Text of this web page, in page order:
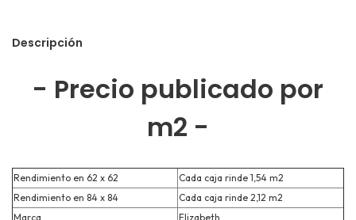
Descripción
- Precio publicado por
m2 -
Rendimiento en 62 x 62
Cada caja rinde 1,54 m2
Rendimiento en 84 x 84
Cada caja rinde 2,12 m2
Marca
Elizabeth